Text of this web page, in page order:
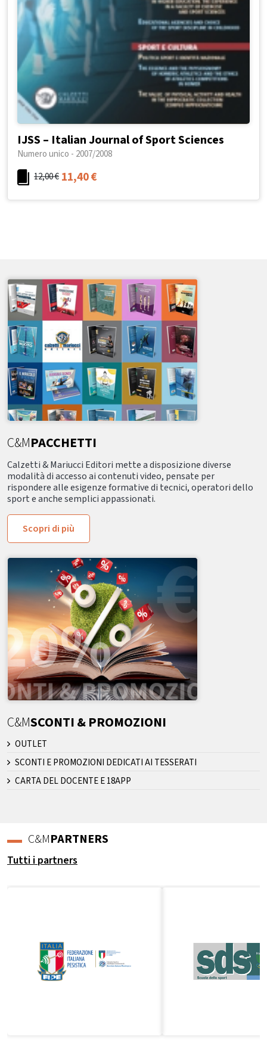
IJSS – Italian Journal of Sport Sciences
Numero unico - 2007/2008
12,00€ 11,40€
C&MPACCHETTI
Calzetti & Mariucci Editori mette a disposizione diverse
modalità di accesso ai contenuti video, pensate per
rispondere alle esigenze formative di tecnici, operatori dello
sport e anche semplici appassionati.
Scopri di più
C&MSCONTI & PROMOZIONI
OUTLET
SCONTI E PROMOZIONI DEDICATI AI TESSERATI
CARTA DEL DOCENTE E 18APP
C&MPARTNERS
Tutti i partners